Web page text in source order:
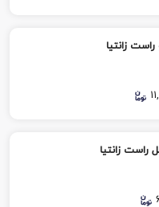
زانتیا
راست زانتیا